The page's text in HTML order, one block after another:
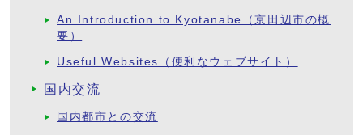
An Introduction to Kyotanabe（京田辺市の概
要）
Useful Websites（便利なウェブサイト）
国内交流
国内都市との交流